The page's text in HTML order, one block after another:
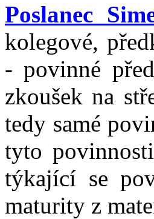
Poslanec
kolegové,
- povinné
zkoušek na
tedy samé
tyto
týkající se
maturity z